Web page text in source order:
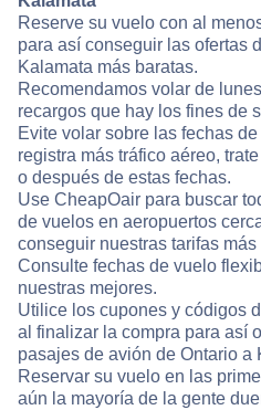
Reserve su vuelo con al
para así conseguir las ofertas
Kalamata más baratas.
Recomendamos volar de
recargos que hay los fines de
Evite volar sobre las fechas
registra más tráfico aéreo,
o después de estas fechas.
Use CheapOair para buscar
de vuelos en aeropuertos
conseguir nuestras tarifas más
Consulte fechas de vuelo
nuestras mejores.
Utilice los cupones y códigos
al finalizar la compra para así
pasajes de avión de Ontario a
Reservar su vuelo en las
aún la mayoría de la gente